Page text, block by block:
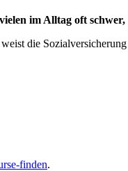
im Alltag oft schwer,
die
finden.